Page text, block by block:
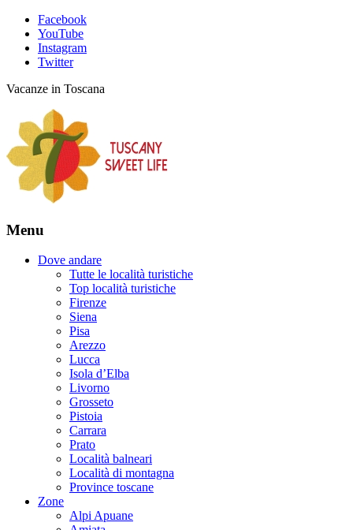
Facebook
YouTube
Instagram
Twitter
Vacanze in Toscana
Menu
Dove andare
Tutte le località turistiche
Top località turistiche
Firenze
Siena
Pisa
Arezzo
Lucca
Isola d’Elba
Livorno
Grosseto
Pistoia
Carrara
Prato
Località balneari
Località di montagna
Province toscane
Zone
Alpi Apuane